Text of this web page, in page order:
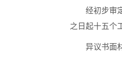
经初步审
之日起十五个
异议书面